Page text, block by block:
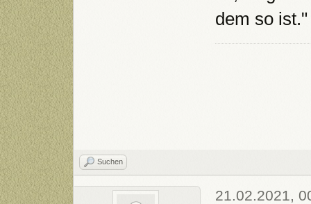
dem so ist."
Suchen
21.02.2021,